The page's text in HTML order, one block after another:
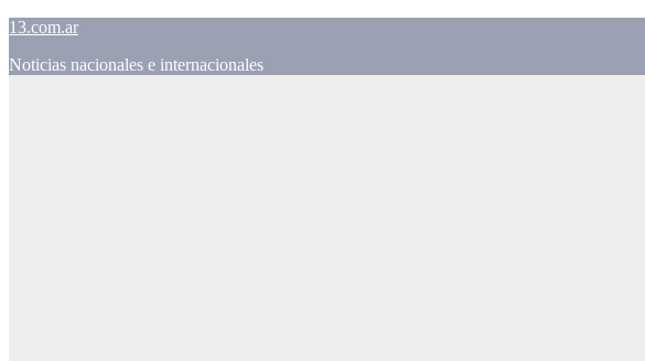
Skip
content
13.com.ar
Noticias nacionales e internacionales